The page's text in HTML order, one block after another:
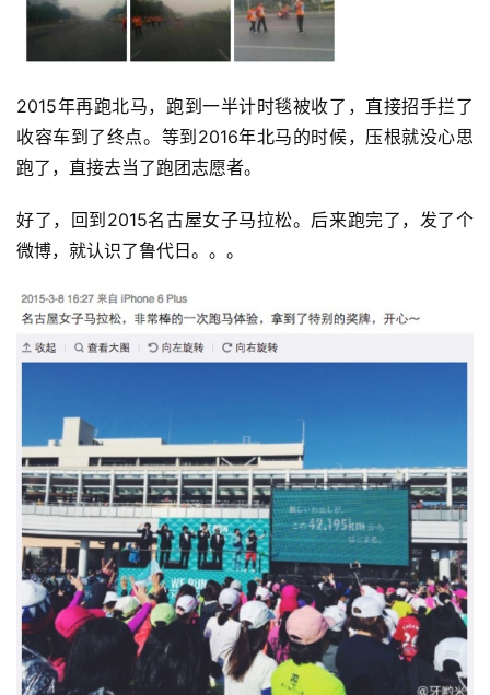
2015年再跑北马，跑到一半计时毯被收了，直接招手拦了
收容车到了终点。等到2016年北马的时候，压根就没心思
跑了，直接去当了跑团志愿者。
好了，回到2015名古屋女子马拉松。后来跑完了，发了个
微博，就认识了鲁代日。。。